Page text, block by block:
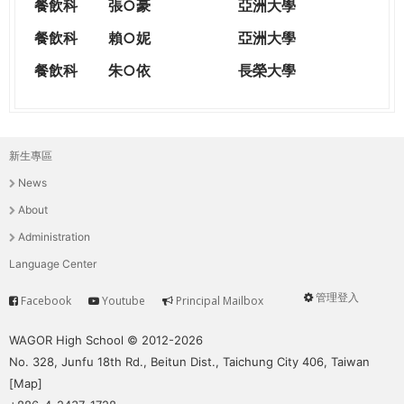
餐飲科 張○豪
亞洲大學
餐飲科
賴○妮
亞洲大學
餐飲科
朱○依 長榮大學
主
選
單
新生專區
News
About
Administration
Language Center
User
管理登入
Service
Facebook Youtube Principal Mailbox
WAGOR High School © 2012-2026
No. 328, Junfu 18th Rd., Beitun Dist., Taichung City 406, Taiwan
[Map]